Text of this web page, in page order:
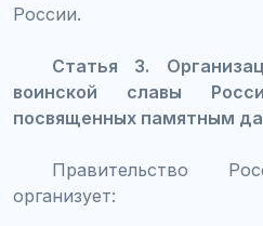
России.
Статья 3.
воинской славы
посвященных памятным
Правительство
организует: